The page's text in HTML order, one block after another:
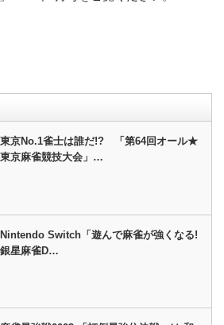
東京No.1雀士は誰だ!? 「第64回オール★
東京麻雀競技大会」…
Nintendo Switch「遊んで麻雀が強くなる!
銀星麻雀D…